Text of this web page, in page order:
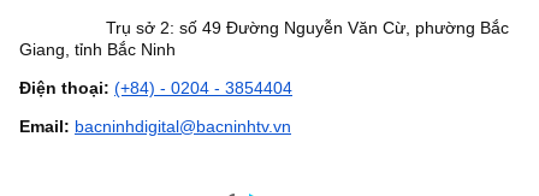
Trụ sở 2: số 49 Đường Nguyễn Văn Cừ, phường Bắc
Giang, tỉnh Bắc Ninh
Điện thoại: (+84) - 0204 - 3854404
Email: bacninhdigital@bacninhtv.vn